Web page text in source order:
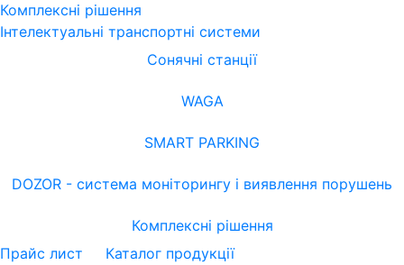
Комплексні рішення
Інтелектуальні транспортні системи
Сонячні станції
WAGA
SMART PARKING
DOZOR - система моніторингу і виявлення порушень
Комплексні рішення
Прайс лист
Каталог продукції